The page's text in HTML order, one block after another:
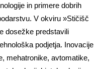
in primere dobrih
V okviru »Stičišč
dosežke predstavili
podjetja. Inovacije
mehatronike, avtomatike,